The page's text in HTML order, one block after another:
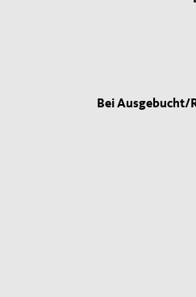
Bei Ausgebucht/